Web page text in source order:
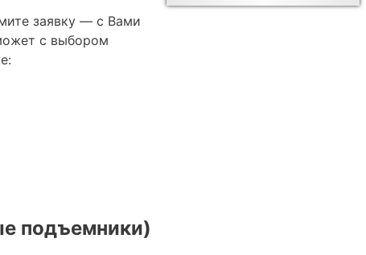
заявку — с Вами
с выбором
подъемники)